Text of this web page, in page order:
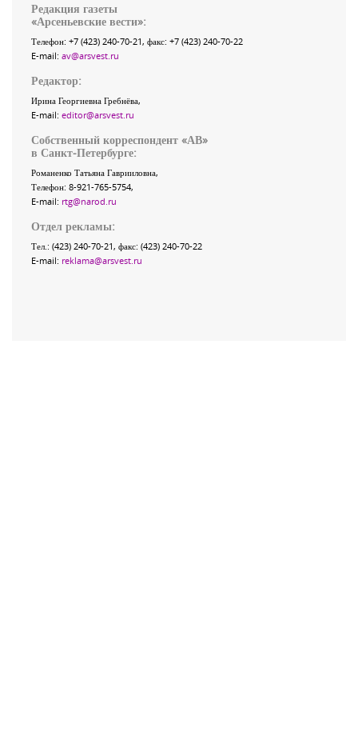
Редакция газеты
«Арсеньевские вести»:
Телефон: +7 (423) 240-70-21, факс: +7 (423) 240-70-22
E-mail: av@arsvest.ru
Редактор:
Ирина Георгиевна Гребнёва,
E-mail: editor@arsvest.ru
Собственный корреспондент «АВ»
в Санкт-Петербурге:
Романенко Татьяна Гаврииловна,
Телефон: 8-921-765-5754,
E-mail: rtg@narod.ru
Отдел рекламы:
Тел.: (423) 240-70-21, факс: (423) 240-70-22
E-mail: reklama@arsvest.ru